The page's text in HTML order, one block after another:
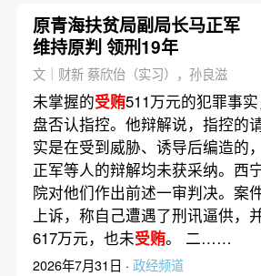
原青海扶贫局副局长马正军
维持原判 领刑19年
文｜财新 蔡欣佁（实习），孙良滋
未掌握的受贿511万元的犯罪事
盘否认指控。他辩解说，指控的
实是在受到威胁、诱导后编造的
正军等人的辩解均未获采纳。西
院对他们作出前述一审判决。案
上诉，称自己遭遇了刑讯逼供，
617万元，也未受贿。 二……
2026年7月31日 · 政经频道